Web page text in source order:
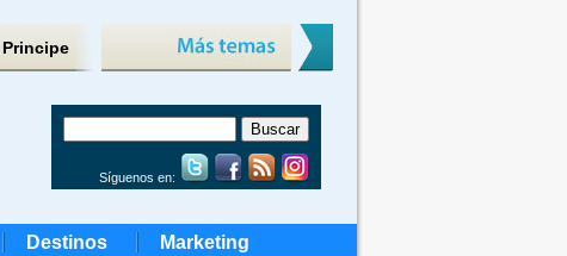
Síguenos en:
Destinos Marketing